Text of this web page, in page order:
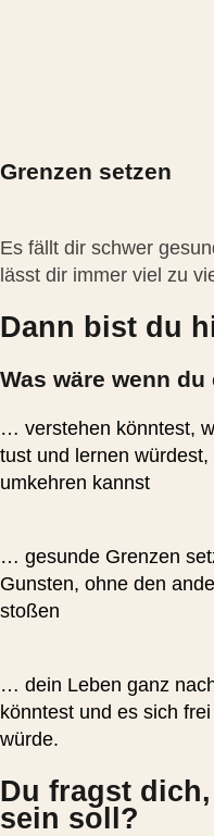
Grenzen setzen
Es fällt dir schwer
lässt dir immer viel zu
Dann bist du
Was wäre wenn du
… verstehen könntest,
tust und lernen
umkehren kannst
… gesunde Grenzen
Gunsten, ohne den
stoßen
… dein Leben ganz
könntest und es sich
würde.
Du fragst
sein soll?